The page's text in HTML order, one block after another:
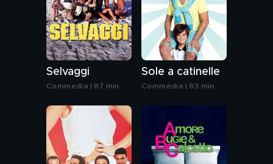
Selvaggi
Commedia | 87 min
Sole a catinelle
Commedia | 83 min